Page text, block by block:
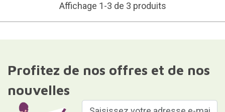
Affichage 1-3 de 3 produits
Profitez de nos offres et de nos
nouvelles